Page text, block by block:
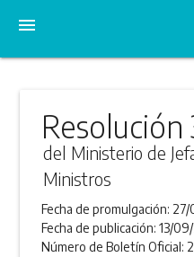
menu
Resolución
del Ministerio de
Ministros
Fecha de promulgación: 27/
Fecha de publicación:13/
Número de Boletín Oficial: